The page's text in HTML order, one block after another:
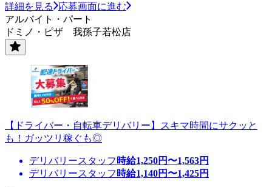
詳細を見る
応募画面に進む
アルバイト・パート
ドミノ・ピザ 我孫子若松店
【ドライバー・自転車デリバリー】スキマ時間にサクッと
も！ガッツリ稼ぐも◎
デリバリースタッフ 時給1,250円〜1,563円
デリバリースタッフ 時給1,140円〜1,425円